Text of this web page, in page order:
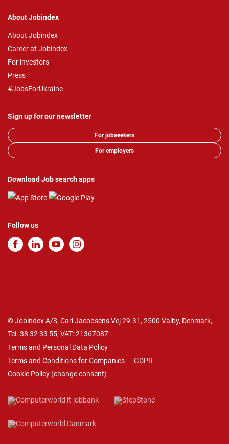
About Jobindex
About Jobindex
Career at Jobindex
For investors
Press
#JobsForUkraine
Sign up for our newsletter
For jobseekers
For employers
Download Job search apps
Follow us
© Jobindex A/S, Carl Jacobsens Vej 29-31, 2500 Valby, Denmark,
Tel. 38 32 33 55, VAT: 21367087
Terms and Personal Data Policy
Terms and Conditions for Companies
GDPR
Cookie Policy (change consent)